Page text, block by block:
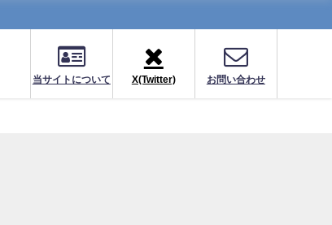
当サイトについて X(Twitter) お問い合わせ